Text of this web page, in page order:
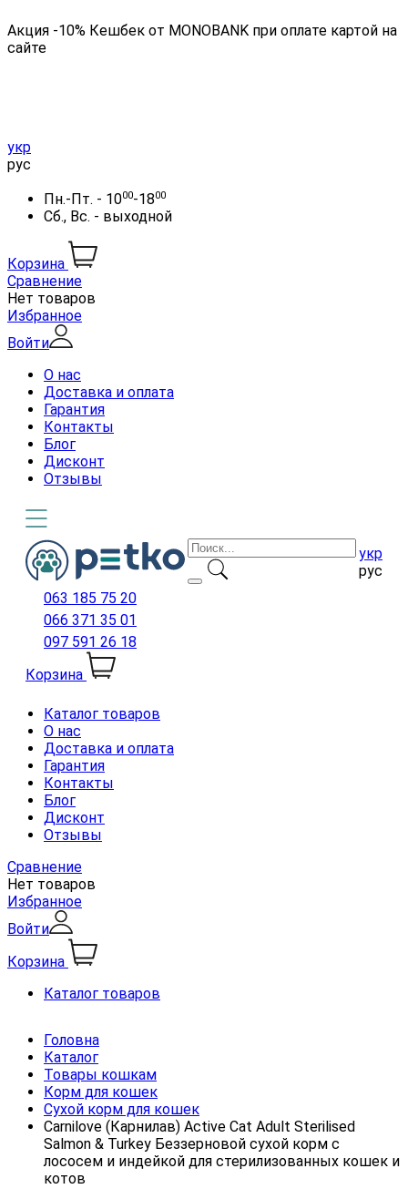
Акция -10% Кешбек от MONOBANK при оплате картой на
сайте
укр
рус
Пн.-Пт. - 1000-1800
Сб., Вс. - выходной
Корзина
Сравнение
Нет товаров
Избранное
Войти
О нас
Доставка и оплата
Гарантия
Контакты
Блог
Дисконт
Отзывы
укр
рус
063 185 75 20
066 371 35 01
097 591 26 18
Корзина
Каталог товаров
О нас
Доставка и оплата
Гарантия
Контакты
Блог
Дисконт
Отзывы
Сравнение
Нет товаров
Избранное
Войти
Корзина
Каталог товаров
Головна
Каталог
Товары кошкам
Корм для кошек
Сухой корм для кошек
Carnilove (Карнилав) Active Cat Adult Sterilised
Salmon & Turkey Беззерновой сухой корм с
лососем и индейкой для стерилизованных кошек и
котов